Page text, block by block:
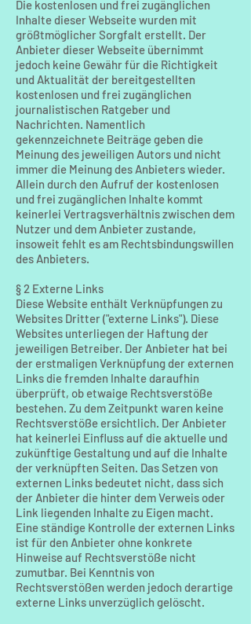
Die kostenlosen und frei zugänglichen
Inhalte dieser Webseite wurden mit
größtmöglicher Sorgfalt erstellt. Der
Anbieter dieser Webseite übernimmt
jedoch keine Gewähr für die Richtigkeit
und Aktualität der bereitgestellten
kostenlosen und frei zugänglichen
journalistischen Ratgeber und
Nachrichten. Namentlich
gekennzeichnete Beiträge geben die
Meinung des jeweiligen Autors und nicht
immer die Meinung des Anbieters wieder.
Allein durch den Aufruf der kostenlosen
und frei zugänglichen Inhalte kommt
keinerlei Vertragsverhältnis zwischen dem
Nutzer und dem Anbieter zustande,
insoweit fehlt es am Rechtsbindungswillen
des Anbieters.
§ 2 Externe Links
Diese Website enthält Verknüpfungen zu
Websites Dritter ("externe Links"). Diese
Websites unterliegen der Haftung der
jeweiligen Betreiber. Der Anbieter hat bei
der erstmaligen Verknüpfung der externen
Links die fremden Inhalte daraufhin
überprüft, ob etwaige Rechtsverstöße
bestehen. Zu dem Zeitpunkt waren keine
Rechtsverstöße ersichtlich. Der Anbieter
hat keinerlei Einfluss auf die aktuelle und
zukünftige Gestaltung und auf die Inhalte
der verknüpften Seiten. Das Setzen von
externen Links bedeutet nicht, dass sich
der Anbieter die hinter dem Verweis oder
Link liegenden Inhalte zu Eigen macht.
Eine ständige Kontrolle der externen Links
ist für den Anbieter ohne konkrete
Hinweise auf Rechtsverstöße nicht
zumutbar. Bei Kenntnis von
Rechtsverstößen werden jedoch derartige
externe Links unverzüglich gelöscht.